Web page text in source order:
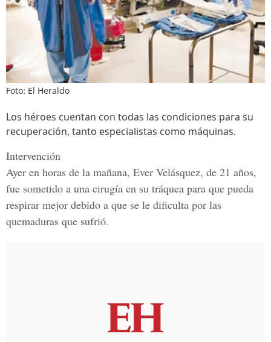
Foto: El Heraldo
Los héroes cuentan con todas las condiciones para su
recuperación, tanto especialistas como máquinas.
Intervención
Ayer en horas de la mañana, Ever Velásquez, de 21 años,
fue sometido a una cirugía en su tráquea para que pueda
respirar mejor debido a que se le dificulta por las
quemaduras que sufrió.